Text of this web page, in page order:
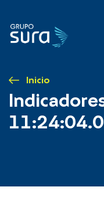
Inicio
11:24:04.0